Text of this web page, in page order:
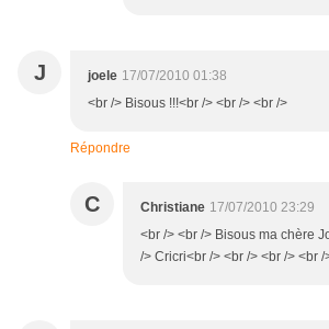
J joele 17/07/2010 01:38
<br /> Bisous !!!<br /> <br /> <br />
Répondre
C Christiane 17/07/2010 23:29
<br /> <br /> Bisous ma chère
/> Cricri<br /> <br /> <br /> <br /